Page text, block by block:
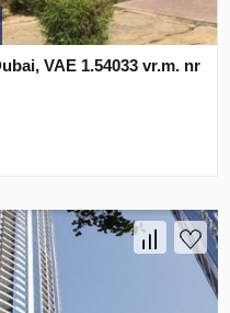
VAE 1.54033 vr.m. nr